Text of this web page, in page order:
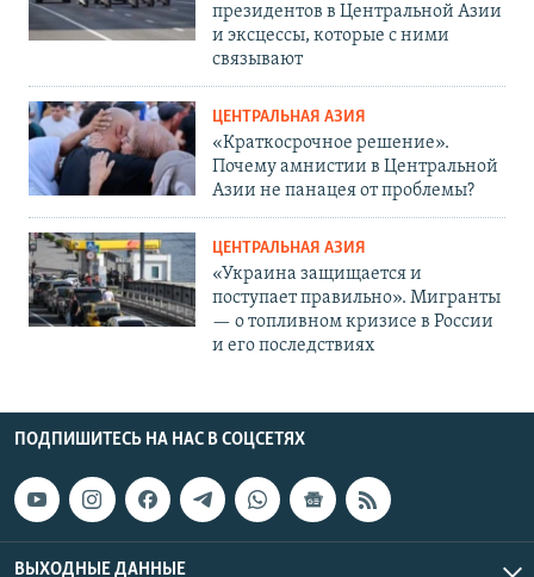
президентов в Центральной Азии
и эксцессы, которые с ними
связывают
ЦЕНТРАЛЬНАЯ АЗИЯ
«Краткосрочное решение».
Почему амнистии в Центральной
Азии не панацея от проблемы?
ЦЕНТРАЛЬНАЯ АЗИЯ
«Украина защищается и
поступает правильно». Мигранты
— о топливном кризисе в России
и его последствиях
ПОДПИШИТЕСЬ НА НАС В СОЦСЕТЯХ
ВЫХОДНЫЕ ДАННЫЕ